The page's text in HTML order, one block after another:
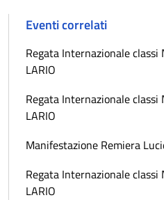
Eventi correlati
Regata Internazionale classi
LARIO
Regata Internazionale classi
LARIO
Manifestazione Remiera
Regata Internazionale classi
LARIO